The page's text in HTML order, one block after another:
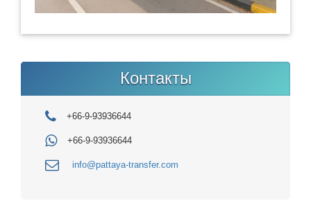
Контакты
+66-9-93936644
+66-9-93936644
info@pattaya-transfer.com